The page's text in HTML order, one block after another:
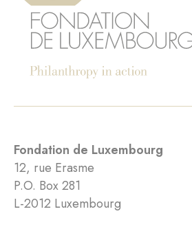
Fondation de Luxembourg
12, rue Erasme
P.O. Box 281
L-2012 Luxembourg